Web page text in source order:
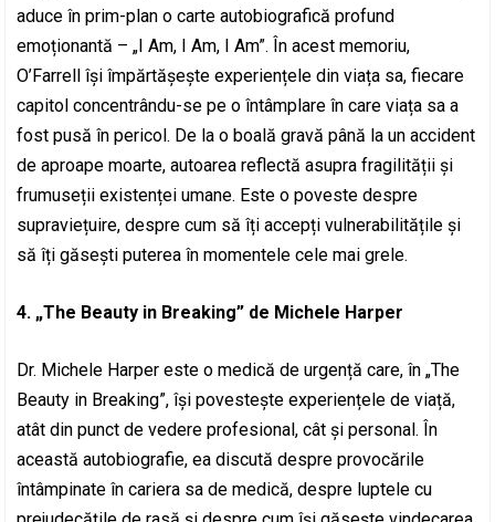
aduce în prim-plan o carte autobiografică profund
emoționantă – „I Am, I Am, I Am”. În acest memoriu,
O’Farrell își împărtășește experiențele din viața sa, fiecare
capitol concentrându-se pe o întâmplare în care viața sa a
fost pusă în pericol. De la o boală gravă până la un accident
de aproape moarte, autoarea reflectă asupra fragilității și
frumuseții existenței umane. Este o poveste despre
supraviețuire, despre cum să îți accepți vulnerabilitățile și
să îți găsești puterea în momentele cele mai grele.
4. „The Beauty in Breaking” de Michele Harper
Dr. Michele Harper este o medică de urgență care, în „The
Beauty in Breaking”, își povestește experiențele de viață,
atât din punct de vedere profesional, cât și personal. În
această autobiografie, ea discută despre provocările
întâmpinate în cariera sa de medică, despre luptele cu